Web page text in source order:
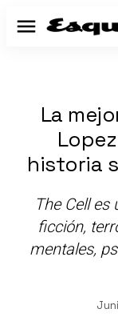
Menú
La
historia
The Cell
ficción,
mentales,